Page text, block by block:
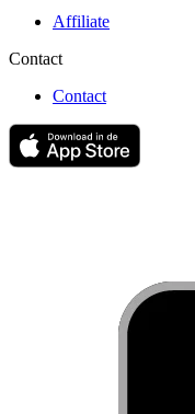
Affiliate
Contact
Contact